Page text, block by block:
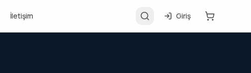
İletişim Giriş